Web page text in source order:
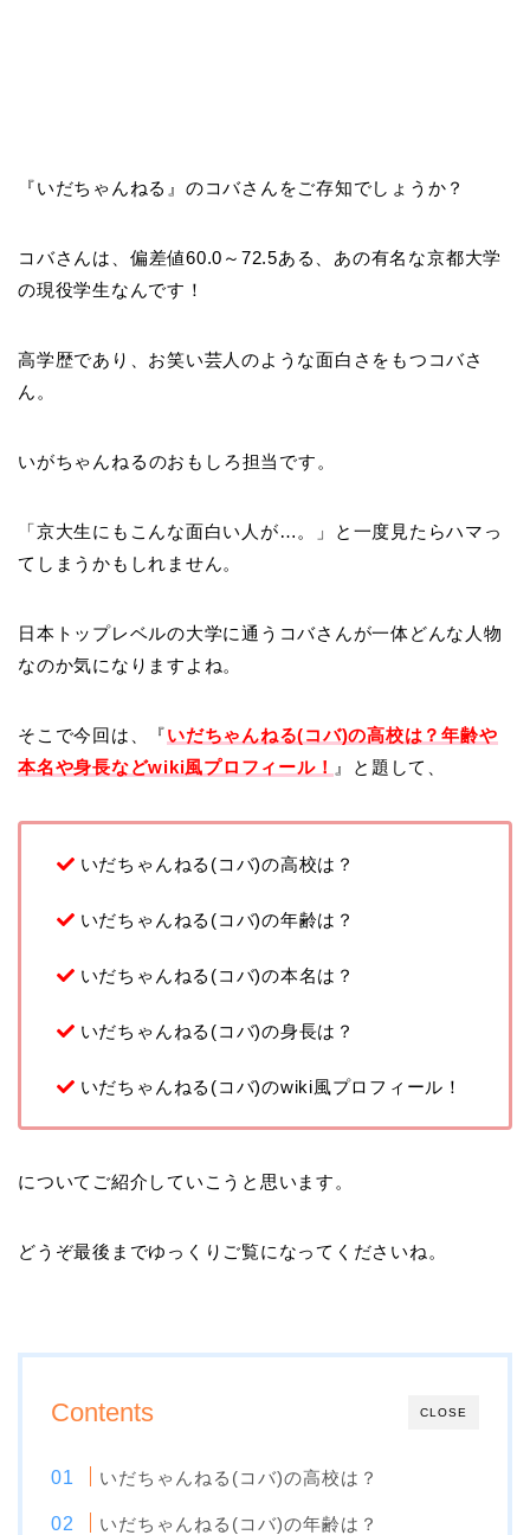
『いだちゃんねる』のコバさんをご存知でしょうか？
コバさんは、 偏差値60.0～72.5ある、あの有名な京都大学
の現役学生なんです！
高学歴であり、お笑い芸人のような面白さをもつコバさ
ん。
いがちゃんねるのおもしろ担当です。
「京大生にもこんな面白い人が…。」と一度見たらハマっ
てしまうかもしれません。
日本トップレベルの大学に通うコバさんが一体どんな人物
なのか気になりますよね。
そこで今回は、『いだちゃんねる(コバ)の高校は？年齢や
本名や身長などwiki風プロフィール！ 』と題して、
いだちゃんねる(コバ)の高校は？
いだちゃんねる(コバ)の年齢は？
いだちゃんねる(コバ)の本名は？
いだちゃんねる(コバ)の身長は？
いだちゃんねる(コバ)のwiki風プロフィール！
についてご紹介していこうと思います。
どうぞ最後までゆっくりご覧になってくださいね。
CLOSE
Contents
いだちゃんねる(コバ)の高校は？
いだちゃんねる(コバ)の年齢は？